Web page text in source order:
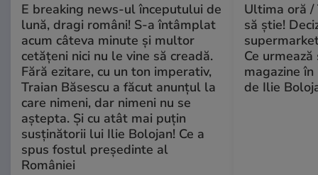
E breaking news-ul începutului de
lună, dragi români! S-a întâmplat
acum câteva minute și multor
cetățeni nici nu le vine să creadă.
Fără ezitare, cu un ton imperativ,
Traian Băsescu a făcut anunțul la
care nimeni, dar nimeni nu se
aștepta. Și cu atât mai puțin
susținătorii lui Ilie Bolojan! Ce a
spus fostul președinte al
României
Ultima oră /
să știe!
Ce
magazine
de Ilie